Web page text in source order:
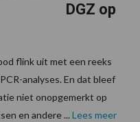
DGZ op
flink uit met een reeks
analyses. En dat bleef
niet onopgemerkt op
en andere ... Lees meer